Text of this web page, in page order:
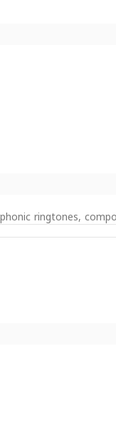
ringtones,